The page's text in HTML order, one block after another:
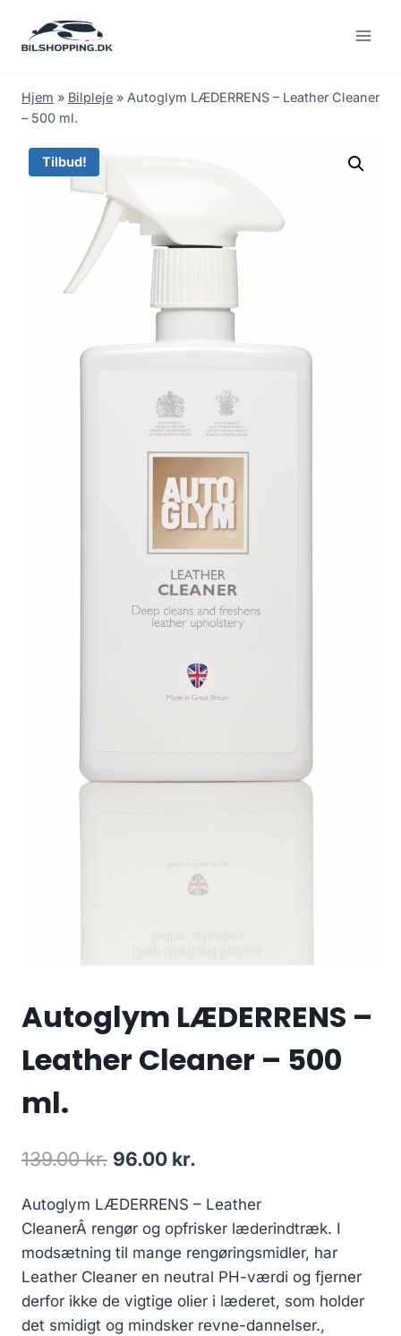
Hjem » Bilpleje » Autoglym LÆDERRENS – Leather Cleaner
– 500 ml.
Tilbud!
Autoglym LÆDERRENS –
Leather Cleaner – 500
ml.
139.00kr. Den
var:
139.00 kr..
96.00 kr.
pris
er:
96.00 kr..
Autoglym LÆDERRENS – Leather
CleanerÂ rengør og opfrisker læderindtræk. I
modsætning til mange rengøringsmidler, har
Leather Cleaner en neutral PH-værdi og fjerner
derfor ikke de vigtige olier i læderet, som holder
det smidigt og mindsker revne-dannelser.,